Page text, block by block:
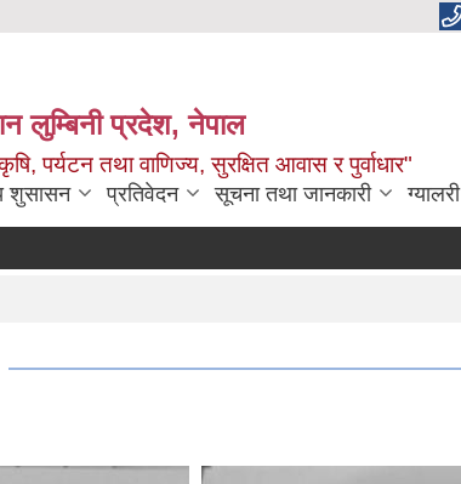
लुम्बिनी प्रदेश, नेपाल
पर्यटन तथा वाणिज्य, सुरक्षित आवास र पुर्वाधार"
शुसासन प्रतिवेदन सूचना तथा जानकारी ग्यालरी